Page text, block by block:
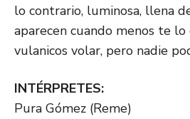
lo contrario, luminosa, llena
aparecen cuando menos te lo
vulanicos volar, pero nadie
INTÉRPRETES:
Pura Gómez (Reme)